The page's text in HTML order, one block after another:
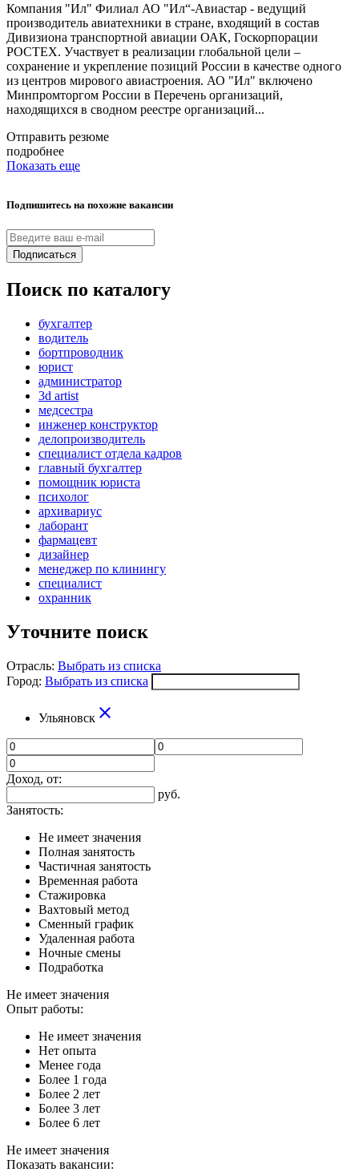
Компания "Ил" Филиал АО "Ил“-Авиастар - ведущий
производитель авиатехники в стране, входящий в состав
Дивизиона транспортной авиации ОАК, Госкорпорации
РОСТЕХ. Участвует в реализации глобальной цели –
сохранение и укрепление позиций России в качестве одного
из центров мирового авиастроения. АО "Ил" включено
Минпромторгом России в Перечень организаций,
находящихся в сводном реестре организаций...
Отправить резюме
подробнее
Показать еще
Подпишитесь на похожие вакансии
Подписаться
Поиск по каталогу
бухгалтер
водитель
бортпроводник
юрист
администратор
3d artist
медсестра
инженер конструктор
делопроизводитель
специалист отдела кадров
главный бухгалтер
помощник юриста
психолог
архивариус
лаборант
фармацевт
дизайнер
менеджер по клинингу
специалист
охранник
Уточните поиск
Отрасль: Выбрать из списка
Город: Выбрать из списка
Ульяновск close
Доход, от:
руб.
Занятость:
Не имеет значения
Полная занятость
Частичная занятость
Временная работа
Стажировка
Вахтовый метод
Сменный график
Удаленная работа
Ночные смены
Подработка
Не имеет значения
Опыт работы:
Не имеет значения
Нет опыта
Менее года
Более 1 года
Более 2 лет
Более 3 лет
Более 6 лет
Не имеет значения
Показать вакансии: